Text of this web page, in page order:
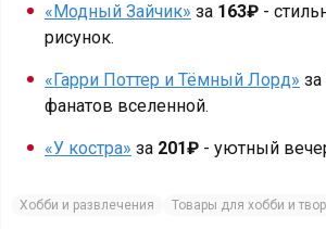
«Модный Зайчик» за 163₽ -
рисунок.
«Гарри Поттер и Тёмный Лорд» за
фанатов вселенной.
«У костра» за 201₽ - уютный
Хобби и развлечения Товары для хобби и